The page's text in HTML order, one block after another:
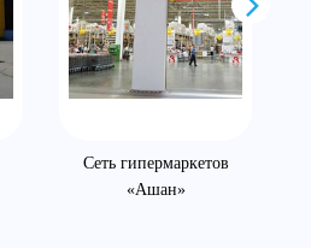
Сеть гипермаркетов
«Ашан»